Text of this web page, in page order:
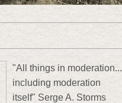
"All things in moderation...
including moderation
itself" Serge A. Storms